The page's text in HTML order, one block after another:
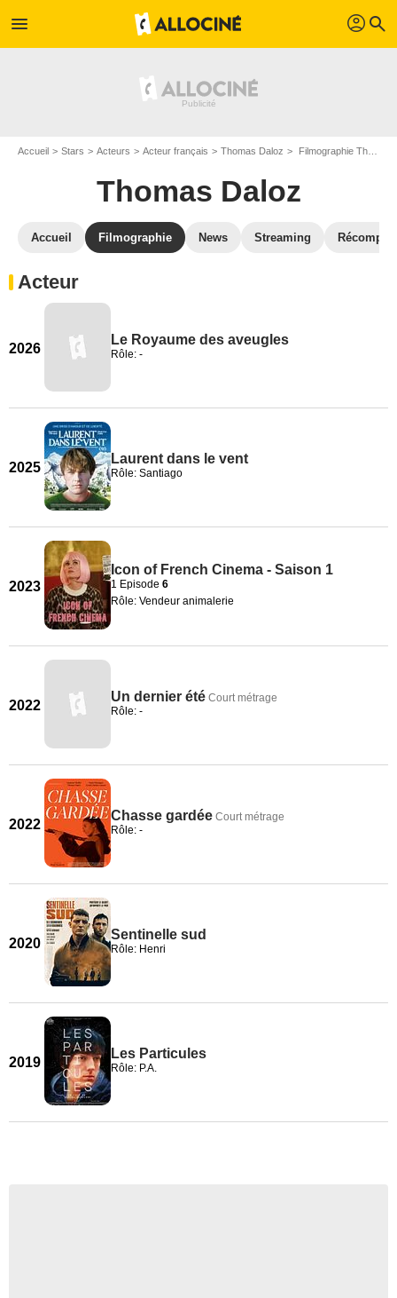
menu profil search
Accueil Stars Acteurs Acteur français Thomas Daloz Filmographie Thomas Daloz
Thomas Daloz
Accueil Filmographie News Streaming
Acteur
2026
Le Royaume des aveugles
Rôle: -
2025
Laurent dans le vent
Rôle: Santiago
2023
Icon of French Cinema - Saison 1
1 Episode 6
Rôle: Vendeur animalerie
2022
Un dernier été Court métrage
Rôle: -
2022
Chasse gardée Court métrage
Rôle: -
2020
Sentinelle sud
Rôle: Henri
2019
Les Particules
Rôle: P.A.